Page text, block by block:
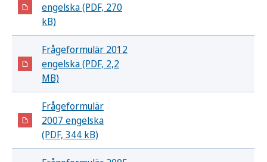
engelska (PDF, 270
kB)
Frågeformulär 2012
engelska (PDF, 2,2
MB)
Frågeformulär
2007 engelska
(PDF, 344 kB)